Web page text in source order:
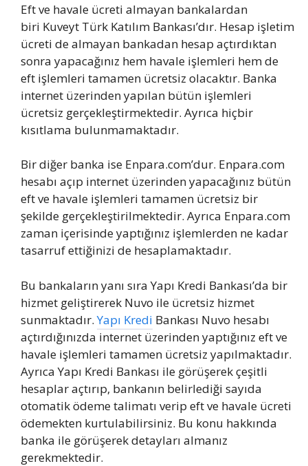
Eft ve havale ücreti almayan bankalardan
biri Kuveyt Türk Katılım Bankası’dır. Hesap işletim
ücreti de almayan bankadan hesap açtırdıktan
sonra yapacağınız hem havale işlemleri hem de
eft işlemleri tamamen ücretsiz olacaktır. Banka
internet üzerinden yapılan bütün işlemleri
ücretsiz gerçekleştirmektedir. Ayrıca hiçbir
kısıtlama bulunmamaktadır.
Bir diğer banka ise Enpara.com’dur. Enpara.com
hesabı açıp internet üzerinden yapacağınız bütün
eft ve havale işlemleri tamamen ücretsiz bir
şekilde gerçekleştirilmektedir. Ayrıca Enpara.com
zaman içerisinde yaptığınız işlemlerden ne kadar
tasarruf ettiğinizi de hesaplamaktadır.
Bu bankaların yanı sıra Yapı Kredi Bankası’da bir
hizmet geliştirerek Nuvo ile ücretsiz hizmet
sunmaktadır.Yapı Kredi Bankası Nuvo hesabı
açtırdığınızda internet üzerinden yaptığınız eft ve
havale işlemleri tamamen ücretsiz yapılmaktadır.
Ayrıca Yapı Kredi Bankası ile görüşerek çeşitli
hesaplar açtırıp, bankanın belirlediği sayıda
otomatik ödeme talimatı verip eft ve havale ücreti
ödemekten kurtulabilirsiniz. Bu konu hakkında
banka ile görüşerek detayları almanız
gerekmektedir.